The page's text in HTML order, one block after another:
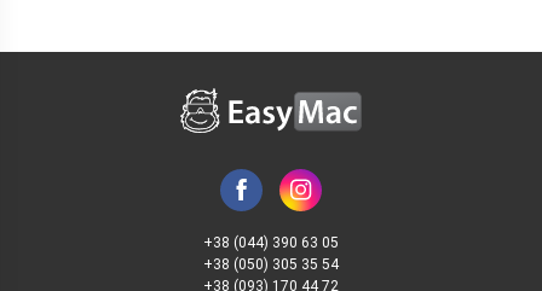
+38 (044) 390 63 05
+38 (050) 305 35 54
+38 (093) 170 44 72